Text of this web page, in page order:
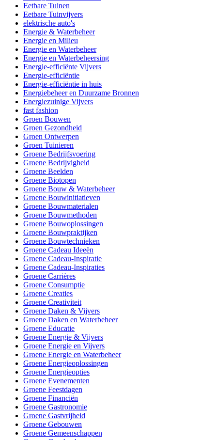
Eetbare Tuinen
Eetbare Tuinvijvers
elektrische auto's
Energie & Waterbeheer
Energie en Milieu
Energie en Waterbeheer
Energie en Waterbeheersing
Energie-efficiënte Vijvers
Energie-efficiëntie
Energie-efficiëntie in huis
Energiebeheer en Duurzame Bronnen
Energiezuinige Vijvers
fast fashion
Groen Bouwen
Groen Gezondheid
Groen Ontwerpen
Groen Tuinieren
Groene Bedrijfsvoering
Groene Bedrijvigheid
Groene Beelden
Groene Biotopen
Groene Bouw & Waterbeheer
Groene Bouwinitiatieven
Groene Bouwmaterialen
Groene Bouwmethoden
Groene Bouwoplossingen
Groene Bouwpraktijken
Groene Bouwtechnieken
Groene Cadeau Ideeën
Groene Cadeau-Inspiratie
Groene Cadeau-Inspiraties
Groene Carrières
Groene Consumptie
Groene Creaties
Groene Creativiteit
Groene Daken & Vijvers
Groene Daken en Waterbeheer
Groene Educatie
Groene Energie & Vijvers
Groene Energie en Vijvers
Groene Energie en Waterbeheer
Groene Energieoplossingen
Groene Energieopties
Groene Evenementen
Groene Feestdagen
Groene Financiën
Groene Gastronomie
Groene Gastvrijheid
Groene Gebouwen
Groene Gemeenschappen